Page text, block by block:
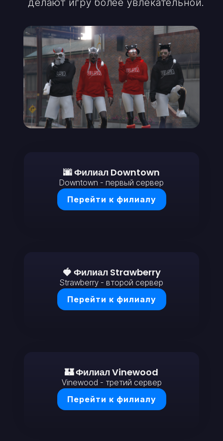
делают игру более увлекательной.
🌆 Филиал Downtown
Downtown - первый сервер
Перейти к филиалу
🍓 Филиал Strawberry
Strawberry - второй сервер
Перейти к филиалу
🏰 Филиал Vinewood
Vinewood - третий сервер
Перейти к филиалу